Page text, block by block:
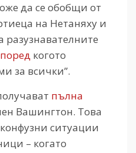
да се обобщи от
на Нетаняху и
когото
за всички”.
пълна
Вашингтон. Това
ситуации
– когато